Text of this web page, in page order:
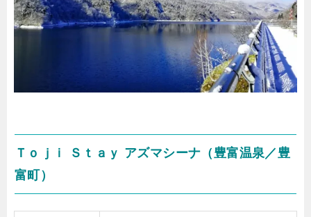
Ｔｏｊｉ Ｓｔａｙ アズマシーナ（豊富温泉／豊
富町）